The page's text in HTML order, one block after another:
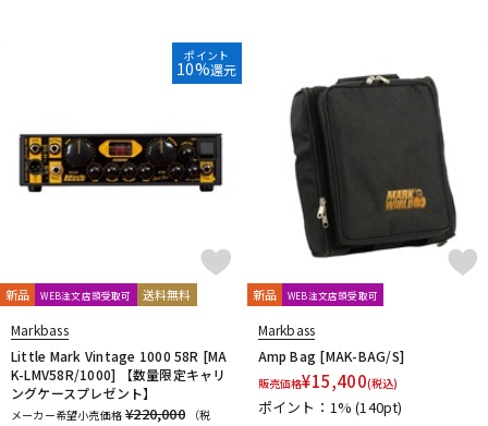
ポイント
10%還元
新品 WEB注文店頭受取可 送料無料
Markbass
Little Mark Vintage 1000 58R [MA
K-LMV58R/1000] 【数量限定キャリ
ングケースプレゼント】
メーカー希望小売価格 ¥220,000
（税
新品 WEB注文店頭受取可
Markbass
Amp Bag [MAK-BAG/S]
販売価格¥15,400(税込)
ポイント：1%(140pt)